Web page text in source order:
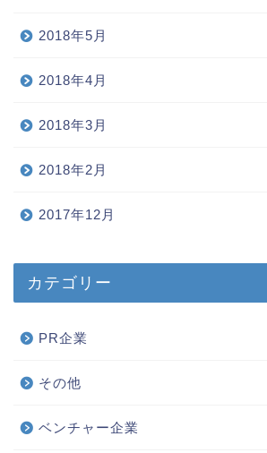
2018年5月
2018年4月
2018年3月
2018年2月
2017年12月
カテゴリー
PR企業
その他
ベンチャー企業